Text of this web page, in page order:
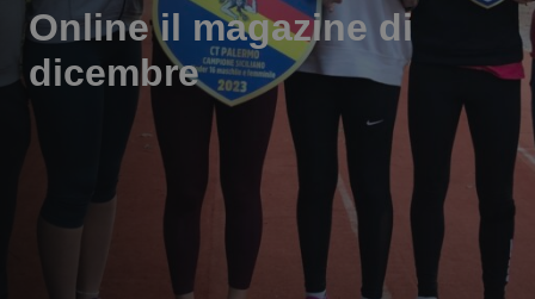
Online il magazine di
dicembre